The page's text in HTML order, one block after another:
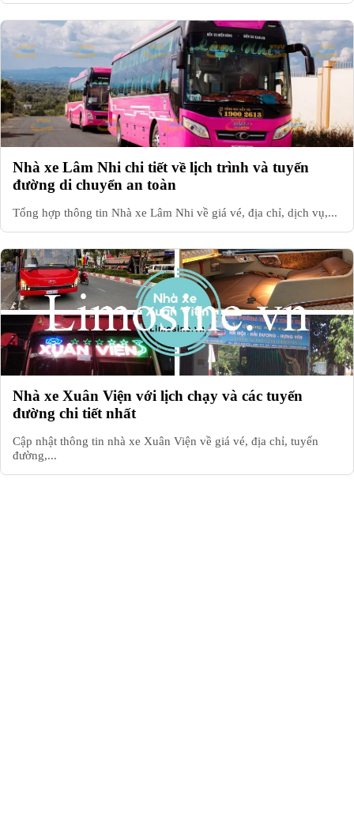
Nhà xe Lâm Nhi chi tiết về lịch trình và tuyến
đường di chuyển an toàn
Tổng hợp thông tin Nhà xe Lâm Nhi về giá vé, địa chỉ, dịch vụ,...
Nhà xe Xuân Viện với lịch chạy và các tuyến
đường chi tiết nhất
Cập nhật thông tin nhà xe Xuân Viện về giá vé, địa chỉ, tuyến
đường,...